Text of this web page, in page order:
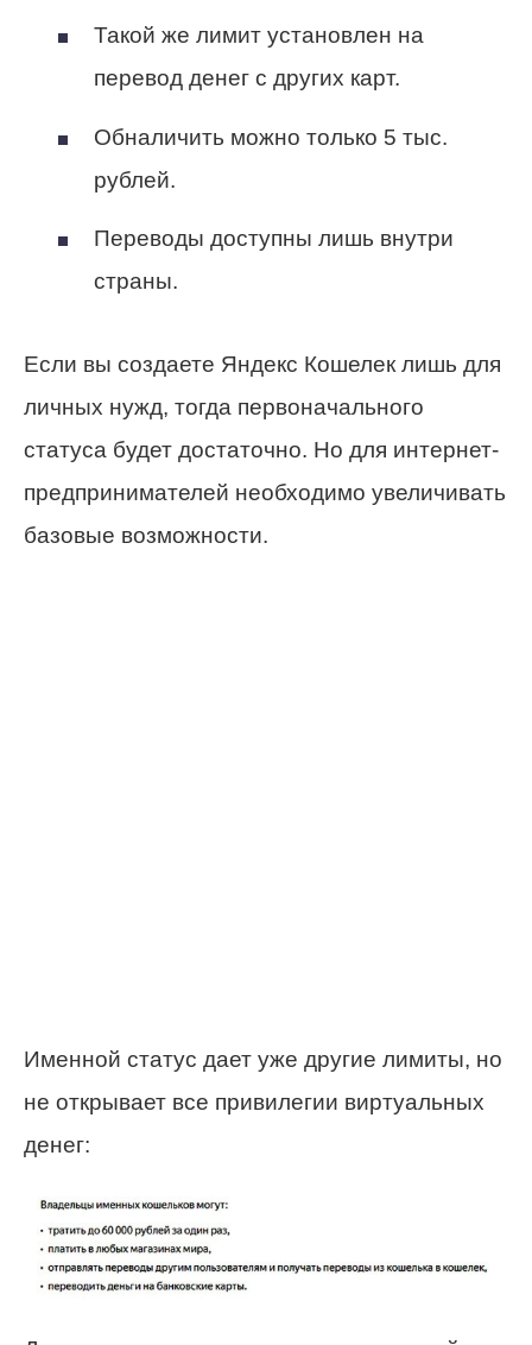
Такой же лимит установлен на
перевод денег с других карт.
Обналичить можно только 5 тыс.
рублей.
Переводы доступны лишь внутри
страны.
Если вы создаете Яндекс Кошелек лишь для
личных нужд, тогда первоначального
статуса будет достаточно. Но для интернет-
предпринимателей необходимо увеличивать
базовые возможности.
Именной статус дает уже другие лимиты, но
не открывает все привилегии виртуальных
денег: